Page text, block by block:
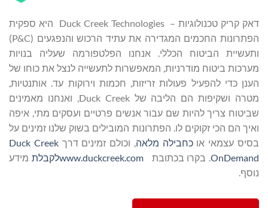
דאק קריק טכנולוגיות –
Duck Creek Technologies היא ספקית
הפתרונות החכמים המגדירה את עתיד הרכוש והנפגעים (P&C)
ותעשיית הביטוח הכללי. אנחנו הפלטפורמה שעליה בנויות
מערכות ביטוח מודרניות, המאפשרות לתעשייה לנצל את כוחו של
הענן כדי להפעיל פעולות זריזות, חכמות וירוקות עד. אותנטיות,
מטרה ושקיפות הם הליבה של Duck Creek, ואנחנו מאמינים
שביטוח צריך להיות שם עבור אנשים פרטיים ועסקים מתי, איפה
ואיך הם הכי זקוקים לו. הפתרונות המובילים בשוק שלנו זמינים על
בסיס עצמאי אוכחבילה מלאה, וכולם זמינים דרךDuck Creek
OnDemand. בקרו בכתובתwww.duckcreek.comלקבלת מידע
נוסף.